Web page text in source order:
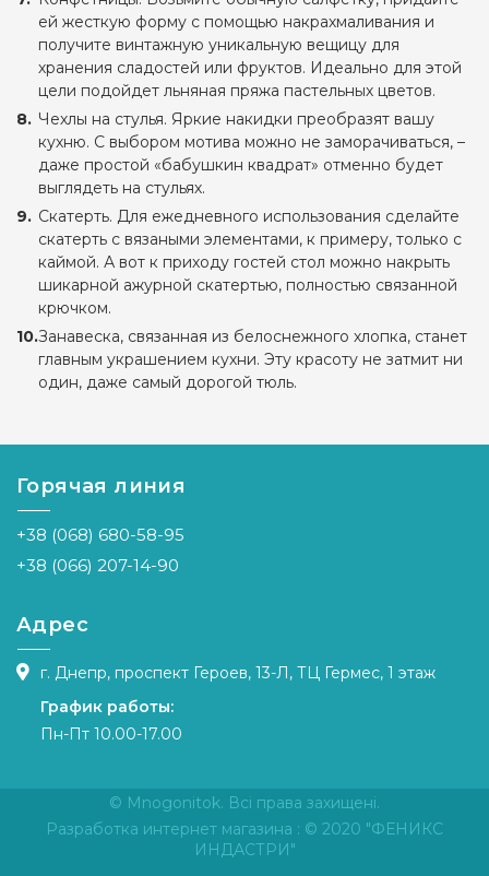
ей жесткую форму с помощью накрахмаливания и
получите винтажную уникальную вещицу для
хранения сладостей или фруктов. Идеально для этой
цели подойдет льняная пряжа пастельных цветов.
Чехлы на стулья. Яркие накидки преобразят вашу
кухню. С выбором мотива можно не заморачиваться, –
даже простой «бабушкин квадрат» отменно будет
выглядеть на стульях.
Скатерть. Для ежедневного использования сделайте
скатерть с вязаными элементами, к примеру, только с
каймой. А вот к приходу гостей стол можно накрыть
шикарной ажурной скатертью, полностью связанной
крючком.
Занавеска, связанная из белоснежного хлопка, станет
главным украшением кухни. Эту красоту не затмит ни
один, даже самый дорогой тюль.
Горячая линия
+38 (068) 680-58-95
+38 (066) 207-14-90
Адрес
г. Днепр, проспект Героев, 13-Л, ТЦ Гермес, 1 этаж
График работы:
Пн-Пт 10.00-17.00
© Mnogonitok. Всі права захищені.
Разработка интернет магазина : © 2020 "ФЕНИКС
ИНДАСТРИ"